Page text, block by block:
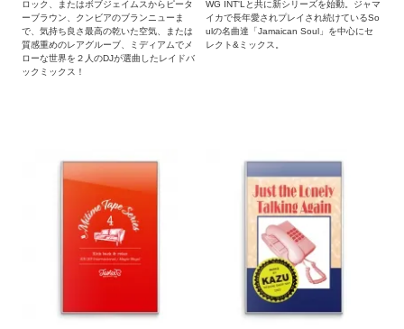
ロック、またはボブジェイムスからピータ
ーブラウン、クンビアのブランニューま
で、気持ち良さ最高の乾いた空気、または
質感重めのレアグルーブ、ミディアムでメ
ローな世界を２人のDJが選曲したレイドバ
ックミックス！
WG INT'Lと共に新シリーズを始動。ジャマ
イカで長年愛されプレイされ続けているSo
ulの名曲達「Jamaican Soul」を中心にセ
レクト&ミックス。